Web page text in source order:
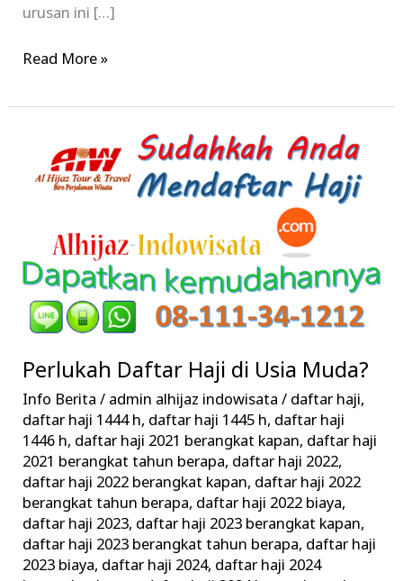
urusan ini […]
Read More »
Perlukah Daftar Haji di Usia Muda?
Info Berita / admin alhijaz indowisata/ daftar haji,
daftar haji 1444 h, daftar haji 1445 h, daftar haji
1446 h, daftar haji 2021 berangkat kapan, daftar haji
2021 berangkat tahun berapa, daftar haji 2022,
daftar haji 2022 berangkat kapan, daftar haji 2022
berangkat tahun berapa, daftar haji 2022 biaya,
daftar haji 2023, daftar haji 2023 berangkat kapan,
daftar haji 2023 berangkat tahun berapa, daftar haji
2023 biaya, daftar haji 2024, daftar haji 2024
Daftar
Muda?